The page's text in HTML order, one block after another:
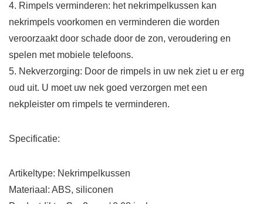
4. Rimpels verminderen: het nekrimpelkussen kan
nekrimpels voorkomen en verminderen die worden
veroorzaakt door schade door de zon, veroudering en
spelen met mobiele telefoons.
5. Nekverzorging: Door de rimpels in uw nek ziet u er erg
oud uit. U moet uw nek goed verzorgen met een
nekpleister om rimpels te verminderen.
Specificatie:
Artikeltype: Nekrimpelkussen
Materiaal: ABS, siliconen